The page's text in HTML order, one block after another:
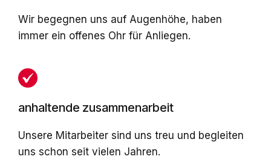
Wir begegnen uns auf Augenhöhe, haben
immer ein offenes Ohr für Anliegen.
anhaltende zusammenarbeit
Unsere Mitarbeiter sind uns treu und begleiten
uns schon seit vielen Jahren.